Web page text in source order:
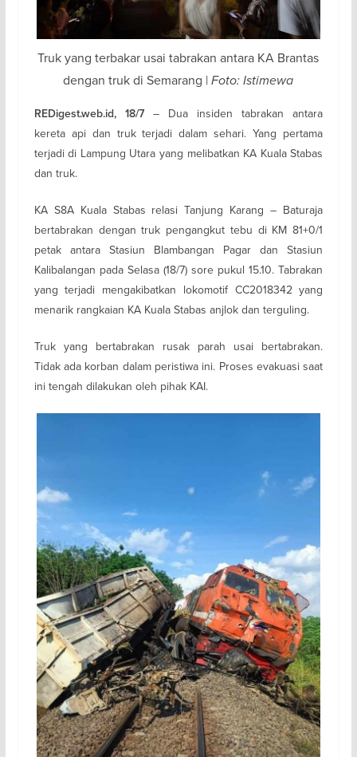
Truk yang terbakar usai tabrakan antara KA Brantas
dengan truk di Semarang |Foto: Istimewa
REDigest.web.id, 18/7– Dua insiden tabrakan antara
kereta api dan truk terjadi dalam sehari. Yang pertama
terjadi di Lampung Utara yang melibatkan KA Kuala Stabas
dan truk.
KA S8A Kuala Stabas relasi Tanjung Karang – Baturaja
bertabrakan dengan truk pengangkut tebu di KM 81+0/1
petak antara Stasiun Blambangan Pagar dan Stasiun
Kalibalangan pada Selasa (18/7) sore pukul 15.10. Tabrakan
yang terjadi mengakibatkan lokomotif CC2018342 yang
menarik rangkaian KA Kuala Stabas anjlok dan terguling.
Truk yang bertabrakan rusak parah usai bertabrakan.
Tidak ada korban dalam peristiwa ini. Proses evakuasi saat
ini tengah dilakukan oleh pihak KAI.